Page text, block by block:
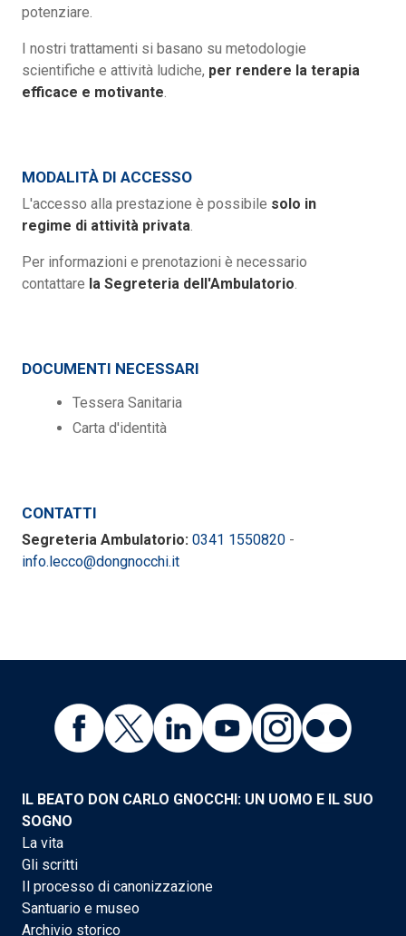
potenziare.
I nostri trattamenti si basano su metodologie
scientifiche e attività ludiche, per rendere la terapia
efficace e motivante
MODALITÀ DI ACCESSO
L'accesso alla prestazione è possibile solo in
regime di attività privata
Per informazioni e prenotazioni è necessario
contattare la Segreteria dell'Ambulatorio
DOCUMENTI NECESSARI
Tessera Sanitaria
Carta d'identità
CONTATTI
Segreteria Ambulatorio: 0341 1550820 -
info.lecco@dongnocchi.it
IL BEATO DON CARLO GNOCCHI: UN UOMO E IL SUO
SOGNO
La vita
Gli scritti
Il processo di canonizzazione
Santuario e museo
Archivio storico